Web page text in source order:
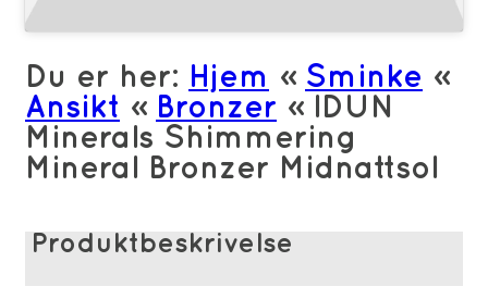
Du er her: Hjem » Sminke »
Ansikt » Bronzer »
IDUN
Minerals Shimmering
Mineral Bronzer Midnattsol
Produktbeskrivelse